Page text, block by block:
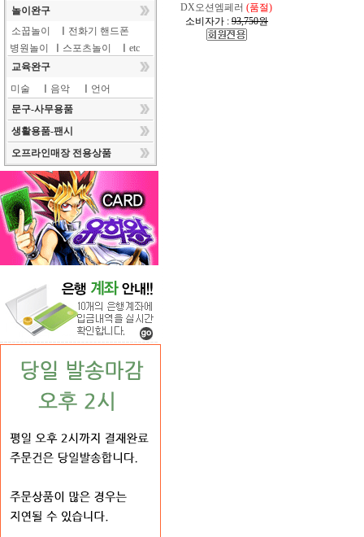
놀이완구
소꿉놀이
전화기 핸드폰
병원놀이
스포츠놀이
etc
교육완구
미술
음악
언어
문구-사무용품
생활용품-팬시
오프라인매장 전용상품
DX오션엠페러 (품절)
소비자가 : 93,750원